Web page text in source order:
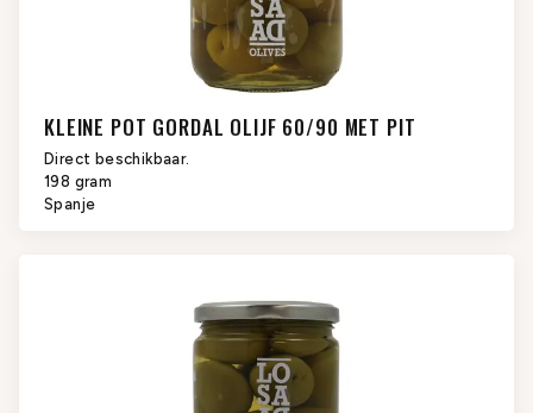
KLEINE POT GORDAL OLIJF 60/90 MET PIT
Direct beschikbaar.
198 gram
Spanje